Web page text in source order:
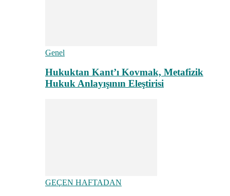
Genel
Hukuktan Kant’ı Kovmak, Metafizik
Hukuk Anlayışının Eleştirisi
GEÇEN HAFTADAN